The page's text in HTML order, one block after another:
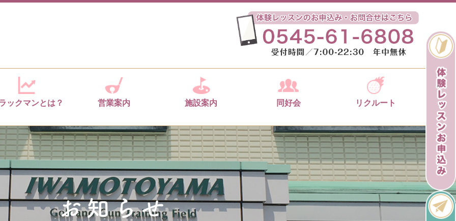
ックマンとは？ 営業案内 施設案内 同好会 リクルート
お知らせ